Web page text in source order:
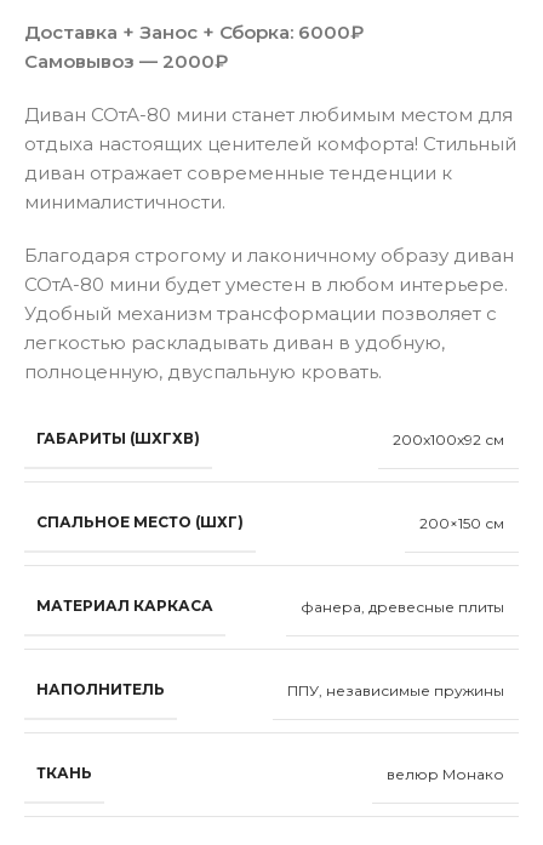
Доставка + Занос + Сборка: 6000₽
Самовывоз — 2000₽
Диван СОтА-80 мини станет любимым местом для
отдыха настоящих ценителей комфорта! Стильный
диван отражает современные тенденции к
минималистичности.
Благодаря строгому и лаконичному образу диван
СОтА-80 мини будет уместен в любом интерьере.
Удобный механизм трансформации позволяет с
легкостью раскладывать диван в удобную,
полноценную, двуспальную кровать.
ГАБАРИТЫ (ШХГХВ) 200x100x92 см
СПАЛЬНОЕ МЕСТО (ШХГ) 200×150 см
МАТЕРИАЛ КАРКАСА фанера, древесные плиты
НАПОЛНИТЕЛЬ ППУ, независимые пружины
ТКАНЬ велюр Монако